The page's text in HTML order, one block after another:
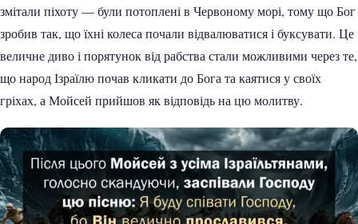
змітали піхоту — були потоплені в Червоному морі, тому що Бог
зробив так, що їхні колеса почали відвалюватися і буксувати. Це
величне диво і порятунок від рабства стали можливими через те,
що народ Ізраїлю почав кликати до Бога та каятися у своїх
гріхах, а Мойсей прийшов як відповідь на цю молитву.